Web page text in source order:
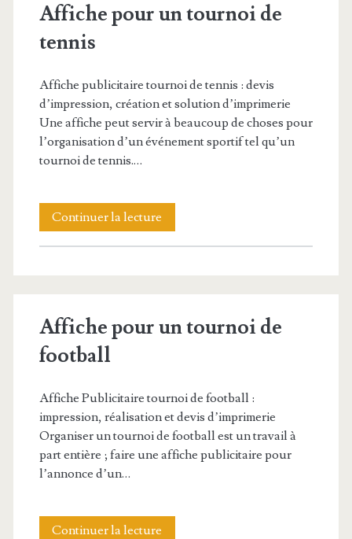
gym,
fitness,
club
de
Affiche pour un tournoi de
tennis
Affiche publicitaire tournoi de tennis : devis
d’impression, création et solution d’imprimerie
Une affiche peut servir à beaucoup de choses pour
l’organisation d’un événement sportif tel qu’un
tournoi de tennis.…
Continuer la lecture
pour
de
Affiche pour un tournoi de
football
Affiche Publicitaire tournoi de football :
impression, réalisation et devis d’imprimerie
Organiser un tournoi de football est un travail à
part entière ; faire une affiche publicitaire pour
l’annonce d’un…
Continuer la lecture